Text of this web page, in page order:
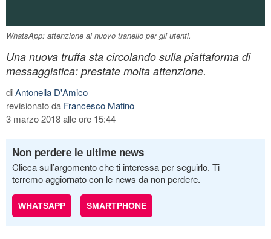
WhatsApp: attenzione al nuovo tranello per gli utenti.
Una nuova truffa sta circolando sulla piattaforma di
messaggistica: prestate molta attenzione.
diAntonella D'Amico
revisionato da Francesco Matino
3 marzo 2018 alle ore 15:44
Non perdere le ultime news
Clicca sull’argomento che ti interessa per seguirlo. Ti
terremo aggiornato con le news da non perdere.
WHATSAPP SMARTPHONE